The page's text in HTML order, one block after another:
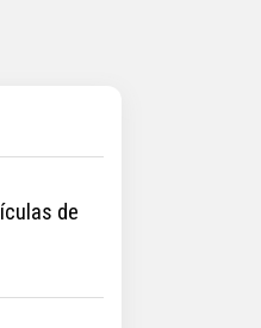
de